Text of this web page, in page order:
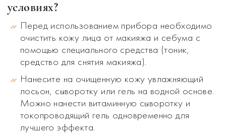
условиях?
Перед использованием прибора необходимо
очистить кожу лица от макияжа и себума с
помощью специального средства (тоник,
средство для снятия макияжа).
Нанесите на очищенную кожу увлажняющий
лосьон, сыворотку или гель на водной основе.
Можно нанести витаминную сыворотку и
токопроводящий гель одновременно для
лучшего эффекта.